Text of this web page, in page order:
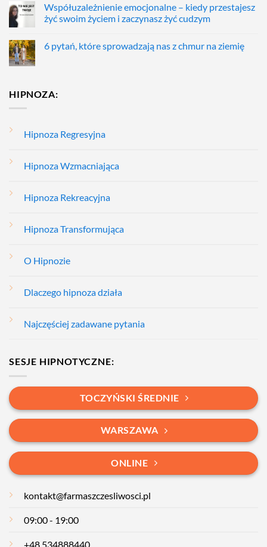
Współuzależnienie emocjonalne – kiedy przestajesz
żyć swoim życiem i zaczynasz żyć cudzym
6 pytań, które sprowadzają nas z chmur na ziemię
HIPNOZA:
Hipnoza Regresyjna
Hipnoza Wzmacniająca
Hipnoza Rekreacyjna
Hipnoza Transformująca
O Hipnozie
Dlaczego hipnoza działa
Najczęściej zadawane pytania
SESJE HIPNOTYCZNE:
TOCZYŃSKI ŚREDNIE
WARSZAWA
ONLINE
kontakt@farmaszczesliwosci.pl
09:00 - 19:00
+48 534888440